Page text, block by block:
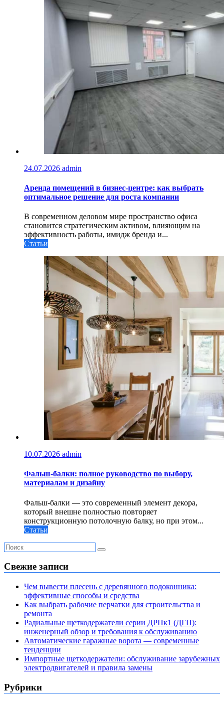
24.07.2026 admin
Аренда помещений в бизнес‑центре: как выбрать
оптимальное решение для роста компании
В современном деловом мире пространство офиса
становится стратегическим активом, влияющим на
эффективность работы, имидж бренда и...
Статьи
10.07.2026 admin
Фальш-балки: полное руководство по выбору,
материалам и дизайну
Фальш-балки — это современный элемент декора,
который внешне полностью повторяет
конструкционную потолочную балку, но при этом...
Статьи
Свежие записи
Чем вывести плесень с деревянного подоконника:
эффективные способы и средства
Как выбрать рабочие перчатки для строительства и
ремонта
Радиальные щеткодержатели серии ДРПк1 (ДГП):
инженерный обзор и требования к обслуживанию
Автоматические гаражные ворота — современные
тенденции
Импортные щеткодержатели: обслуживание зарубежных
электродвигателей и правила замены
Рубрики